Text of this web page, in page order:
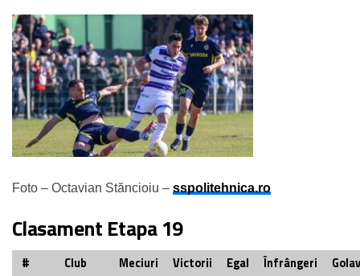
Foto – Octavian Stăncioiu – sspolitehnica.ro
Clasament Etapa 19
# Club Meciuri Victorii Egal Înfrângeri